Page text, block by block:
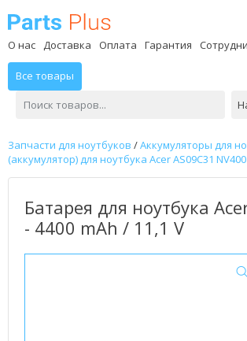
О нас Доставка Оплата Гарантия
Все товары
Запчасти для ноутбуков /Аккумуляторы для
(аккумулятор) для ноутбука Acer AS09C31
Батарея для ноутбука
- 4400 mAh / 11,1 V